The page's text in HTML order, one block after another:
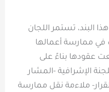
من الفقرة (1) من هذا البند، تستمر اللجان
في ممارسة أعمالها
عقودها بناءً على
الإشرافية -المشار
ملاءمة نقل ممارسة